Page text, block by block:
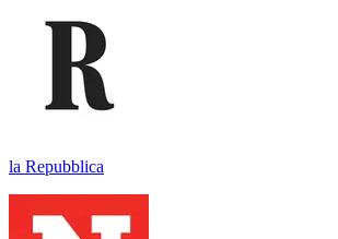
la Repubblica